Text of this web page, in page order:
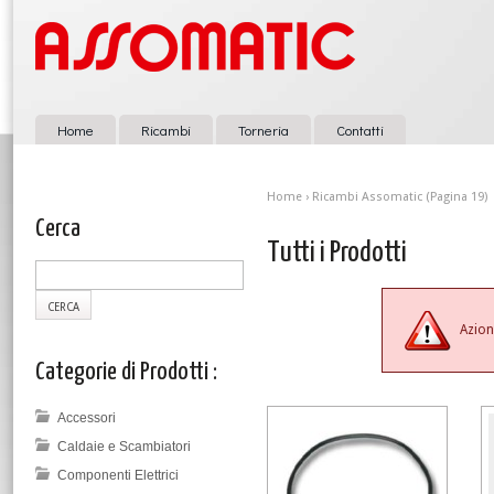
Home Ricambi Torneria Contatti
Home › Ricambi Assomatic (Pagina 19)
Tutti i Prodotti
Cerca
Categorie di Prodotti :
Accessori
Caldaie e Scambiatori
Componenti Elettrici